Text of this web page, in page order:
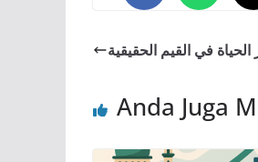
الحياة في القيم الحقيقية
Anda Juga